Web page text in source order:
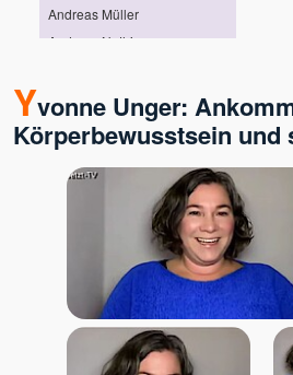
Andreas Müller
Andreas Nothing
Andreas Stötter
Angaangaq
Angelika Winklhofer
Arne Eckert
Artur
Astamaya
Yvonne Unger:
Körperbewusstsein